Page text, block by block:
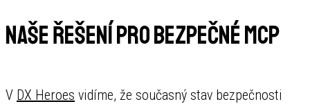
Naše řešení pro bezpečné MCP
V DX Heroes vidíme, že současný stav bezpečnosti